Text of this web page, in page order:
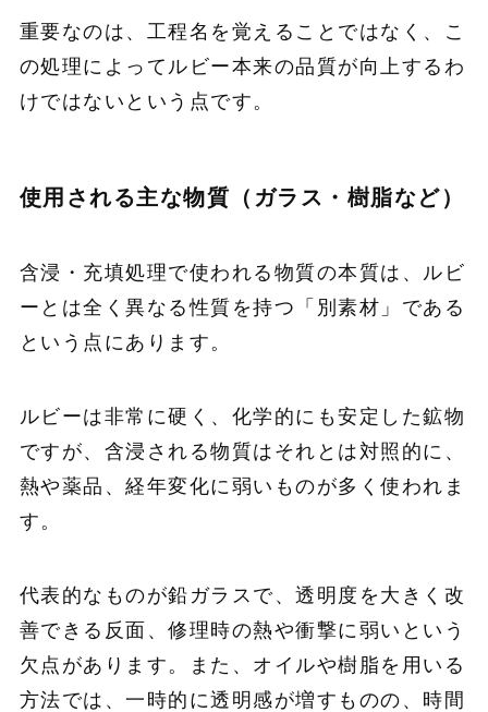
重要なのは、工程名を覚えることではなく、こ
の処理によってルビー本来の品質が向上するわ
けではないという点です。
使用される主な物質（ガラス・樹脂など）
含浸・充填処理で使われる物質の本質は、ルビ
ーとは全く異なる性質を持つ「別素材」である
という点にあります。
ルビーは非常に硬く、化学的にも安定した鉱物
ですが、含浸される物質はそれとは対照的に、
熱や薬品、経年変化に弱いものが多く使われま
す。
代表的なものが鉛ガラスで、透明度を大きく改
善できる反面、修理時の熱や衝撃に弱いという
欠点があります。また、オイルや樹脂を用いる
方法では、一時的に透明感が増すものの、時間